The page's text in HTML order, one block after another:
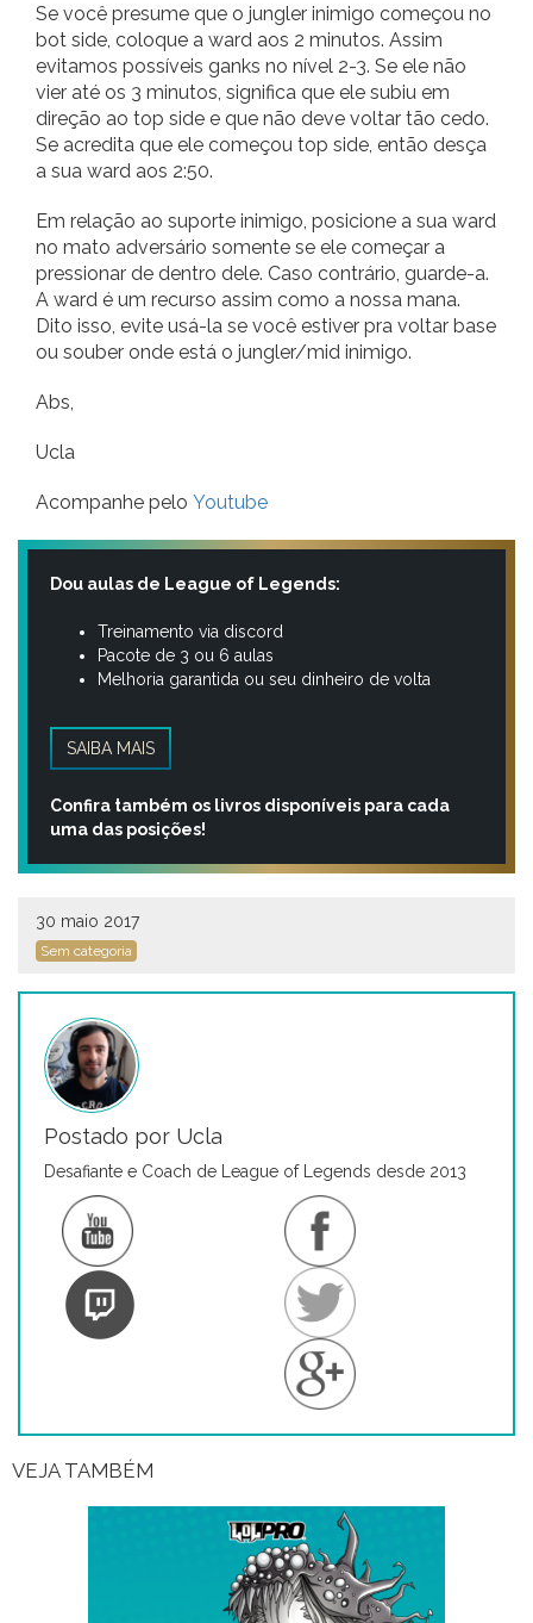
Se você presume que o jungler inimigo começou no
bot side, coloque a ward aos 2 minutos. Assim
evitamos possíveis ganks no nível 2-3. Se ele não
vier até os 3 minutos, significa que ele subiu em
direção ao top side e que não deve voltar tão cedo.
Se acredita que ele começou top side, então desça
a sua ward aos 2:50.
Em relação ao suporte inimigo, posicione a sua ward
no mato adversário somente se ele começar a
pressionar de dentro dele. Caso contrário, guarde-a.
A ward é um recurso assim como a nossa mana.
Dito isso, evite usá-la se você estiver pra voltar base
ou souber onde está o jungler/mid inimigo.
Abs,
Ucla
Acompanhe pelo Youtube
Dou aulas de League of Legends:
Treinamento via discord
Pacote de 3 ou 6 aulas
Melhoria garantida ou seu dinheiro de volta
SAIBA MAIS
Confira também os livros disponíveis para cada
uma das posições!
30 maio 2017
Sem categoria
Postado por Ucla
Desafiante e Coach de League of Legends desde 2013
VEJA TAMBÉM